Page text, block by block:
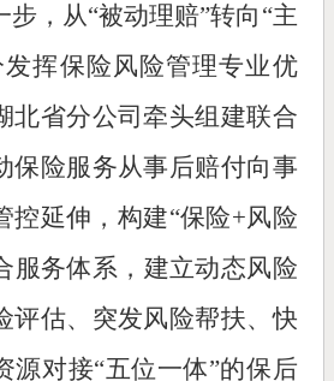
，从“被动理赔”转向“主
挥保险风险管理专业优
北省分公司牵头组建联合
保险服务从事后赔付向事
控延伸，构建“保险+风险
服务体系，建立动态风险
评估、突发风险帮扶、快
源对接“五位一体”的保后